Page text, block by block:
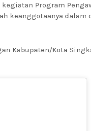
Program
keanggotaanya dalam
Kabupaten/Kota